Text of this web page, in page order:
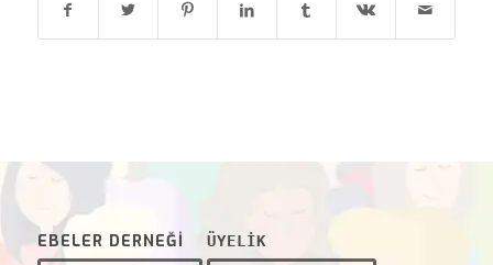
EBELER DERNEĞİ ÜYELİK